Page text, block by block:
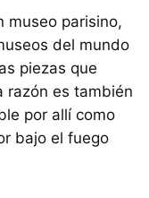
museo parisino,
del mundo
piezas que
razón es también
por allí como
bajo el fuego